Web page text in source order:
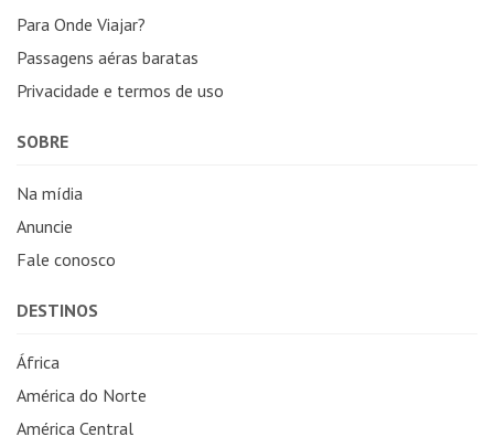
Para Onde Viajar?
Passagens aéras baratas
Privacidade e termos de uso
SOBRE
Na mídia
Anuncie
Fale conosco
DESTINOS
África
América do Norte
América Central